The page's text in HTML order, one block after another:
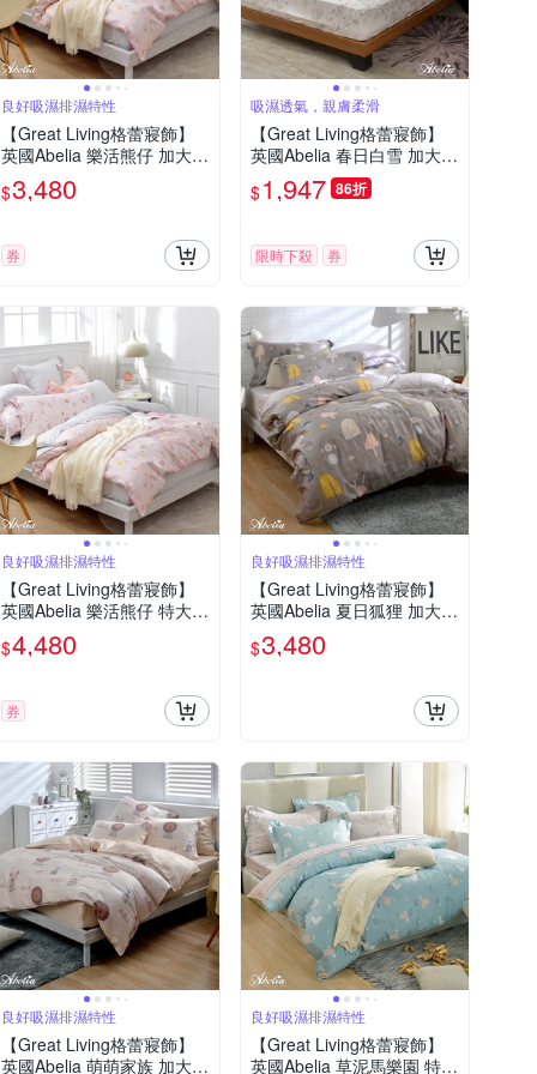
良好吸濕排濕特性
【Great Living格蕾寢飾】
英國Abelia 樂活熊仔 加大天
絲木漿四件式兩用被床包組-
粉色
$3,480
券
吸濕透氣，親膚柔滑
【Great Living格蕾寢飾】
英國Abelia 春日白雪 加大天
絲木漿床包枕套組
$1,947 86折
限時下殺 券
良好吸濕排濕特性
【Great Living格蕾寢飾】
英國Abelia 樂活熊仔 特大天
絲木漿四件式兩用被床包組-
粉色
$4,480
券
良好吸濕排濕特性
【Great Living格蕾寢飾】
英國Abelia 夏日狐狸 加大天
絲木漿纖維四件式兩用被床
包組
$3,480
良好吸濕排濕特性
【Great Living格蕾寢飾】
英國Abelia 萌萌家族 加大天
良好吸濕排濕特性
【Great Living格蕾寢飾】
英國Abelia 草泥馬樂園 特大